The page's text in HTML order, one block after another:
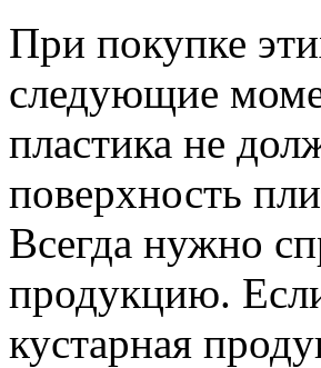
При покупке
следующие
пластика не
поверхность
Всегда нужно
продукцию.
кустарная